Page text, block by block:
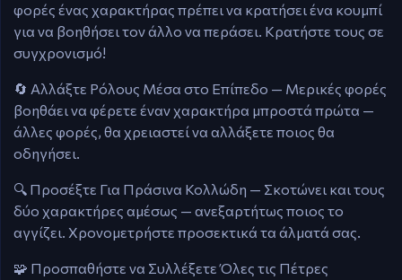
φορές ένας χαρακτήρας πρέπει να κρατήσει ένα κουμπί
για να βοηθήσει τον άλλο να περάσει. Κρατήστε τους σε
συγχρονισμό!
🔄 Αλλάξτε Ρόλους Μέσα στο Επίπεδο — Μερικές φορές
βοηθάει να φέρετε έναν χαρακτήρα μπροστά πρώτα —
άλλες φορές, θα χρειαστεί να αλλάξετε ποιος θα
οδηγήσει.
🔍 Προσέξτε Για Πράσινα Κολλώδη — Σκοτώνει και τους
δύο χαρακτήρες αμέσως — ανεξαρτήτως ποιος το
αγγίζει. Χρονομετρήστε προσεκτικά τα άλματά σας.
🧩 Προσπαθήστε να Συλλέξετε Όλες τις Πέτρες